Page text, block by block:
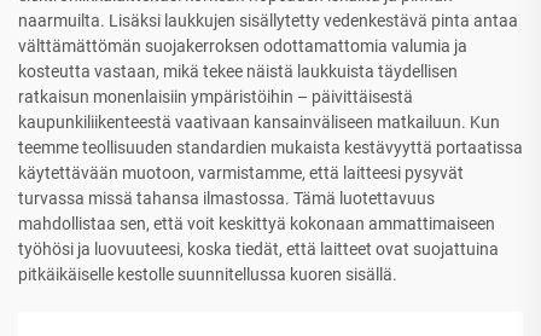
naarmuilta. Lisäksi laukkujen sisällytetty vedenkestävä pinta antaa
välttämättömän suojakerroksen odottamattomia valumia ja
kosteutta vastaan, mikä tekee näistä laukkuista täydellisen
ratkaisun monenlaisiin ympäristöihin – päivittäisestä
kaupunkiliikenteestä vaativaan kansainväliseen matkailuun. Kun
teemme teollisuuden standardien mukaista kestävyyttä portaatissa
käytettävään muotoon, varmistamme, että laitteesi pysyvät
turvassa missä tahansa ilmastossa. Tämä luotettavuus
mahdollistaa sen, että voit keskittyä kokonaan ammattimaiseen
työhösi ja luovuuteesi, koska tiedät, että laitteet ovat suojattuina
pitkäikäiselle kestolle suunnitellussa kuoren sisällä.